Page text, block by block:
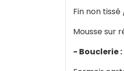
Fin non
Mousse sur
- Bouclerie :